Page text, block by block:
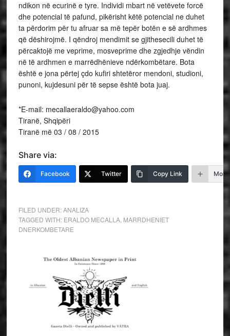
ndikon në ecurinë e tyre. Individi mbart në vetëvete forcë
dhe potencial të pafund, pikërisht këtë potencial ne duhet
ta përdorim për tu afruar sa më tepër botën e së ardhmes
që dëshirojmë. I qëndroj mendimit se gjithesecili duhet të
përcaktojë me veprime, mosveprime dhe zgjedhje vëndin
në të ardhmen e marrëdhënieve ndërkombëtare. Bota
është e jona përtej çdo kufiri shtetëror mendoni, studioni,
punoni, kujdesuni për të sepse është bota juaj.
*E-mail: mecallaeraldo@yahoo.com
Tiranë, Shqipëri
Tiranë më 03 / 08 / 2015
Share via:
Facebook Twitter Copy Link More
FILED UNDER:ANALIZA
TAGGED WITH: ERALDO MECALLA, MARRDHENIET
DNERKOMBETARE